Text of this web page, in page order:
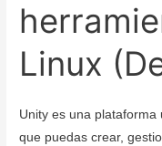
Linux
Unity es una plataforma
que puedas crear,